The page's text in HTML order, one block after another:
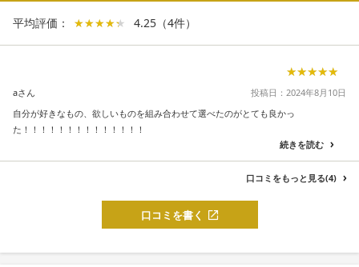
平均評価： ★★★★★
★★★★★ 4.25 （4件）
★★★★★
★★★★★
aさん
投稿日：2024年8月10日
自分が好きなもの、欲しいものを組み合わせて選べたのがとても良かっ
た！！！！！！！！！！！！！！
続きを読む
口コミをもっと見る(4)
口コミを書く